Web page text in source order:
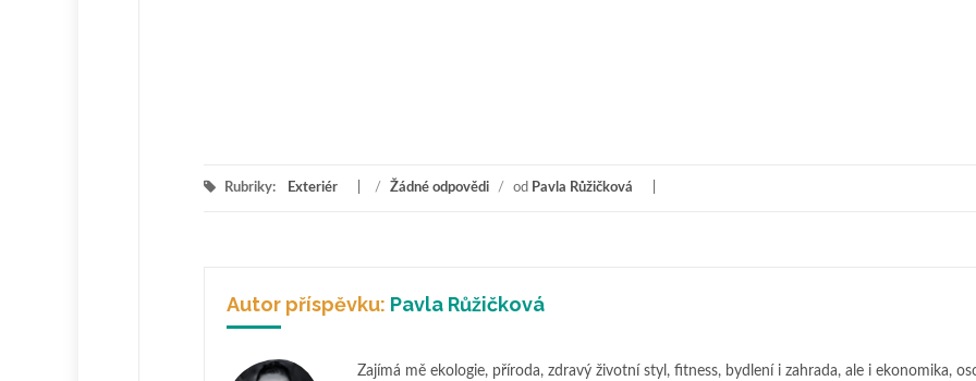
Rubriky: Exteriér / Žádné odpovědi / od Pavla Růžičková
Autor příspěvku: Pavla Růžičková
Zajímá mě ekologie, příroda, zdravý životní styl, fitness, bydlení i zahrada, ale i ekonomika,